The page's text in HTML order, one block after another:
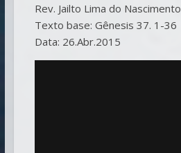
Rev. Jailto Lima do Nascimento
Texto base: Gênesis 37. 1-36
Data: 26.Abr.2015